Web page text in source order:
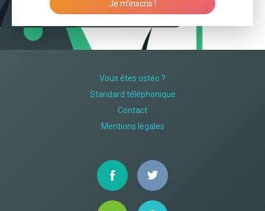
Je m’inscris !
Vous êtes ostéo ?
Standard téléphonique
Contact
Mentions légales